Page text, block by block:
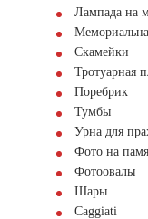
Лампада на
Скамейки
Тротуарная
Поребрик
Тумбы
Урна для
Фото на
Фотоовалы
Шары
Сaggiati